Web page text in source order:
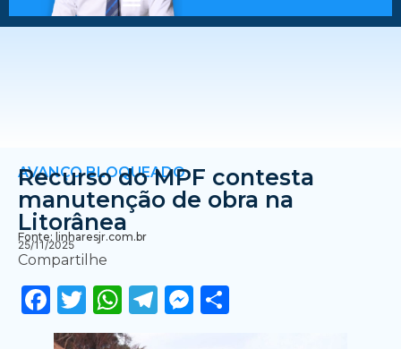
AVANÇO BLOQUEADO
Recurso do MPF contesta
manutenção de obra na
Litorânea
Fonte: linharesjr.com.br
25/11/2025
Compartilhe
Facebook
Twitter
WhatsApp
Telegram
Messenger